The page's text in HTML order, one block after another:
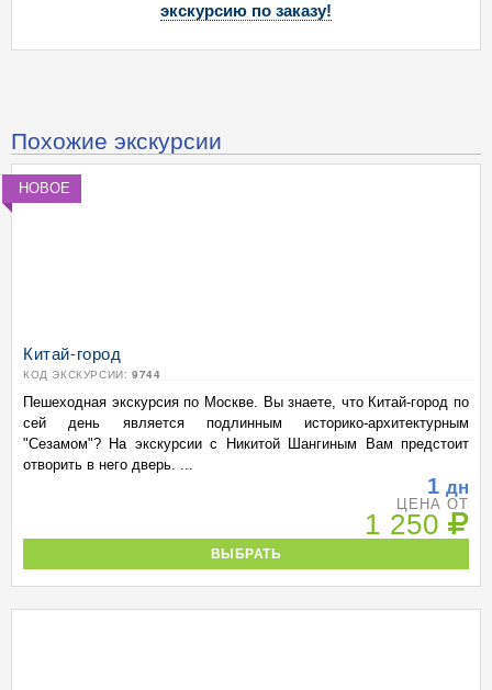
экскурсию по заказу!
Похожие экскурсии
НОВОЕ
Китай-город
КОД ЭКСКУРСИИ: 9744
Пешеходная экскурсия по Москве. Вы знаете, что Китай-город по
сей день является подлинным историко-архитектурным
"Сезамом"? На экскурсии с Никитой Шангиным Вам предстоит
отворить в него дверь. ...
1 дн
ЦЕНА ОТ
1 250
ВЫБРАТЬ